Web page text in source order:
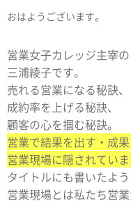
おはようございます。
営業女子カレッジ主宰の
三浦綾子です。
売れる営業になる秘訣、
成約率を上げる秘訣、
顧客の心を掴む秘訣。
営業で結果を出す・成
営業現場に隠されていま
タイトルにも書いたよう
営業現場とは私たち営